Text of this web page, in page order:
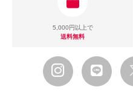
5,000円以上で
送料無料